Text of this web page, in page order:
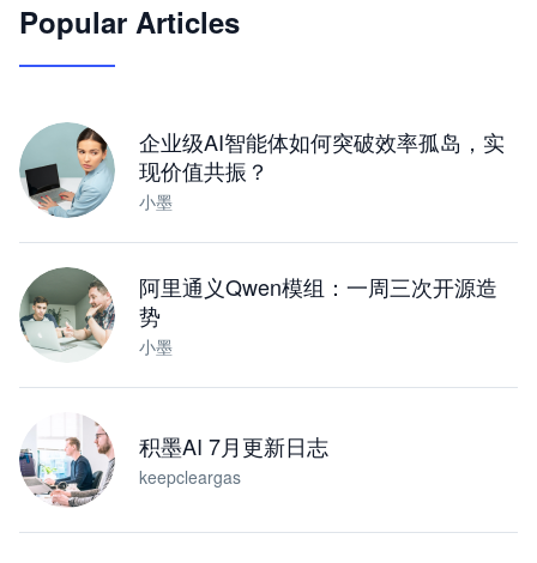
JimoClaw 桌面 AI Agent 工作台
Popular Articles
企业级AI智能体如何突破效率孤岛，实
现价值共振？
小墨
阿里通义Qwen模组：一周三次开源造
势
小墨
积墨AI 7月更新日志
keepcleargas